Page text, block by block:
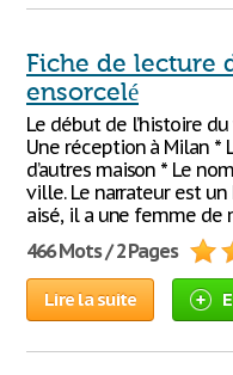
Fiche de lecture
ensorcelé
Le début de l’histoire
Une réception à Milan *
d’autres maison * Le
ville. Le narrateur est un
aisé, il a une femme de
466 Mots / 2 Pages
Lire la suite